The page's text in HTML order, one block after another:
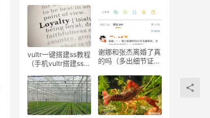
vultr一键搭建ss教程
（手机vultr搭建ssr
谢娜和张杰离婚了真
的吗（多出细节证实